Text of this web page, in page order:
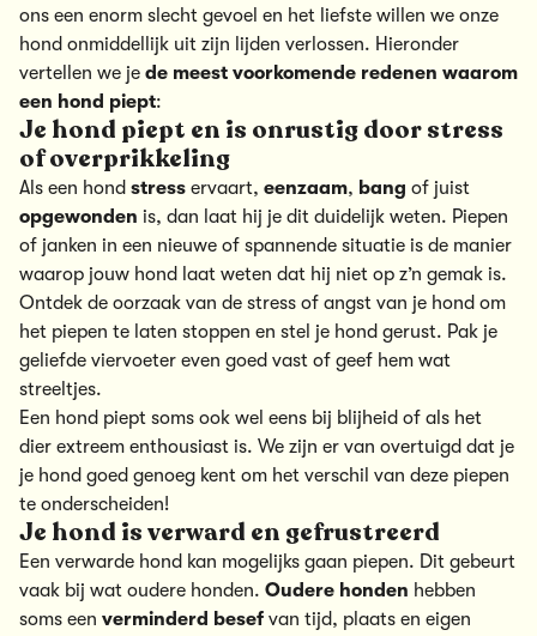
ons een enorm slecht gevoel en het liefste willen we onze
hond onmiddellijk uit zijn lijden verlossen. Hieronder
vertellen we je de meest voorkomende redenen waarom
een hond piept:
Je hond piept en is onrustig door stress
of overprikkeling
Als een hond stress ervaart, eenzaam, bang of juist
opgewonden is, dan laat hij je dit duidelijk weten. Piepen
of janken in een nieuwe of spannende situatie is de manier
waarop jouw hond laat weten dat hij niet op z’n gemak is.
Ontdek de oorzaak van de stress of angst van je hond om
het piepen te laten stoppen en stel je hond gerust. Pak je
geliefde viervoeter even goed vast of geef hem wat
streeltjes.
Een hond piept soms ook wel eens bij blijheid of als het
dier extreem enthousiast is. We zijn er van overtuigd dat je
je hond goed genoeg kent om het verschil van deze piepen
te onderscheiden!
Je hond is verward en gefrustreerd
Een verwarde hond kan mogelijks gaan piepen. Dit gebeurt
vaak bij wat oudere honden. Oudere honden hebben
soms een verminderd besef van tijd, plaats en eigen